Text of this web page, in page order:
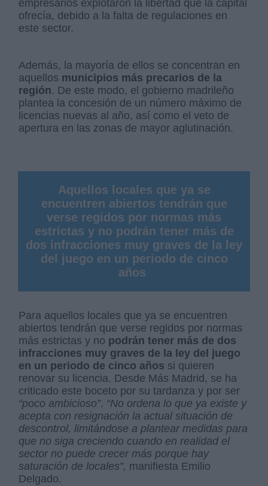
empresarios explotaron la libertad que la capital
ofrecía, debido a la falta de regulaciones en
este sector.
Además, la mayoría de ellos se concentran en
aquellos municipios más precarios de la
región. De este modo, el gobierno madrileño
plantea la concesión de un número máximo de
licencias nuevas al año, así como el veto de
apertura en las zonas de mayor aglutinación.
Aquellos locales que ya se
encuentren abiertos tendrán que
verse regidos por normas más
estrictas y no podrán tener más de
dos infracciones muy graves de la ley
del juego en un periodo de cinco
años
Para aquellos locales que ya se encuentren
abiertos tendrán que verse regidos por normas
más estrictas y no podrán tener más de dos
infracciones muy graves de la ley del juego
en un periodo de cinco años si quieren
renovar su licencia. Desde Más Madrid, se ha
criticado este boceto por su tardanza y por ser
“poco ambicioso”. “No ordena lo que ya existe y
acepta con resignación la actual situación de
descontrol, limitándose a plantear medidas para
que no siga creciendo cuando en realidad el
sector no puede crecer más porque hay
saturación de locales”, manifiesta Emilio
Delgado.